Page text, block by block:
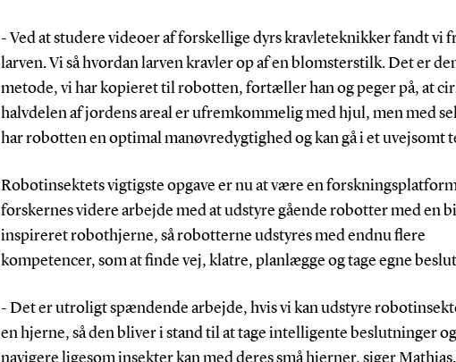
- Ved at studere videoer af forskellige dyrs kravleteknikker fandt vi
larven. Vi så hvordan larven kravler op af en blomsterstilk. Det er
metode, vi har kopieret til robotten, fortæller han og peger på, at
halvdelen af jordens areal er ufremkommelig med hjul, men med
har robotten en optimal manøvredygtighed og kan gå i et uvejsomt
Robotinsektets vigtigste opgave er nu at være en
forskernes videre arbejde med at udstyre gående robotter med en
inspireret robothjerne, så robotterne udstyres med endnu flere
kompetencer, som at finde vej, klatre, planlægge og tage egne
- Det er utroligt spændende arbejde, hvis vi kan udstyre
en hjerne, så den bliver i stand til at tage intelligente beslutninger og
navigere ligesom insekter kan med deres små hjerner, siger Mathias.